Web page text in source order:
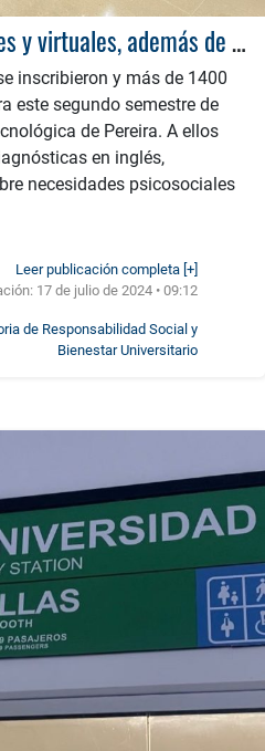
Inducciones presenciales y virtuales, además de pruebas diagnósticas, hacen parte del acompañamiento integral de la UTP a los nuevos estudiantes
inscribieron y más de 1400
este segundo semestre de
de Pereira. A ellos
en inglés,
necesidades psicosociales
Leer publicación completa [+]
17 de julio de 2024 • 09:12
de Responsabilidad Social y
Bienestar Universitario